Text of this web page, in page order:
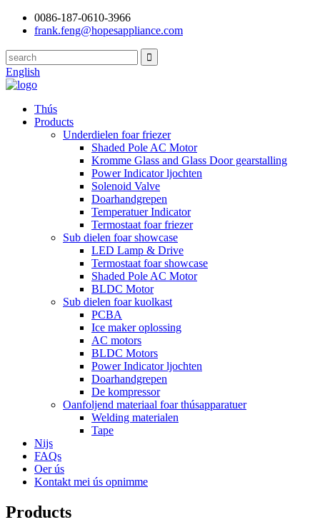
0086-187-0610-3966
frank.feng@hopesappliance.com
English
Thús
Products
Underdielen foar friezer
Shaded Pole AC Motor
Kromme Glass and Glass Door gearstalling
Power Indicator ljochten
Solenoid Valve
Doarhandgrepen
Temperatuer Indicator
Termostaat foar friezer
Sub dielen foar showcase
LED Lamp & Drive
Termostaat foar showcase
Shaded Pole AC Motor
BLDC Motor
Sub dielen foar kuolkast
PCBA
Ice maker oplossing
AC motors
BLDC Motors
Power Indicator ljochten
Doarhandgrepen
De kompressor
Oanfoljend materiaal foar thúsapparatuer
Welding materialen
Tape
Nijs
FAQs
Oer ús
Kontakt mei ús opnimme
Products